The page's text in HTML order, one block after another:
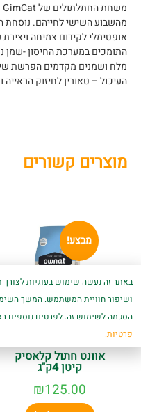
מהשבוע השישי לחייהם. נוסחת
התומכים במערכת החיסון -שמן
מלח ושמנים מקדמים הפרשת
העיכול – טאורין לחיזוק
מוצרים קשורים
מבצע!
אוונט חתול קלאסיק
קיטן 4ק"ג
₪125.00
באתר זה נעשה שימוש בעוגיות לצורך
ושיפור חוויית המשתמש. המשך
הסכמה לשימוש זה. לפרטים נוספים
פרטיות.